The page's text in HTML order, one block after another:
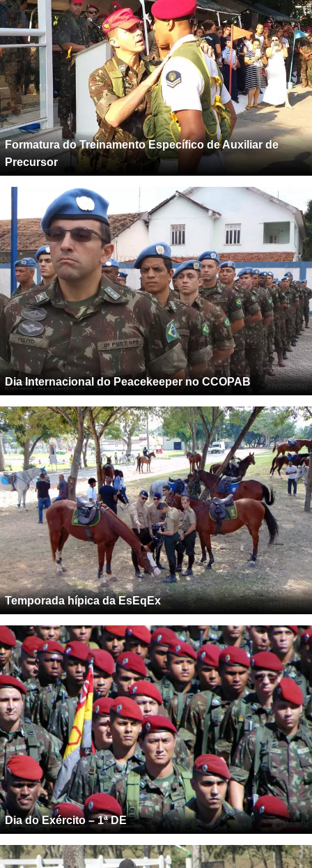
Formatura do Treinamento Específico de Auxiliar de
Precursor
Dia Internacional do Peacekeeper no CCOPAB
Temporada hípica da EsEqEx
Dia do Exército – 1ª DE